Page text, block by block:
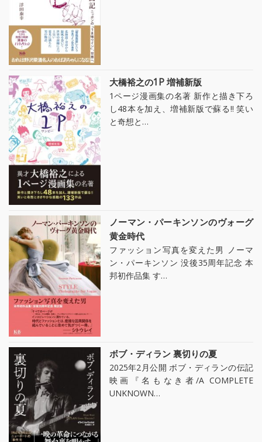
大橋裕之の1P 増補新版
1ページ漫画集の名著 新作と描き下ろ
し48本を加え、増補新版で蘇る!! 笑い
と奇想と…
ノーマン・パーキンソンのヴォーグ
黄金時代
ファッション写真を変えた男 ノーマ
ン・パーキンソン 没後35周年記念 本
邦初作品集 す…
ボブ・ディラン 裏切りの夏
2025年2月公開 ボブ・ディランの伝記
映画『名もなき者/A COMPLETE
UNKNOWN…